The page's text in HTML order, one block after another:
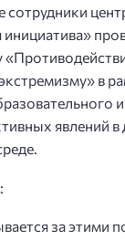
сотрудники
в
явлений в
за этими